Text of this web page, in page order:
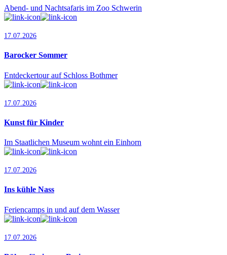
Abend- und Nachtsafaris im Zoo Schwerin
17.07.2026
Barocker Sommer
Entdeckertour auf Schloss Bothmer
17.07.2026
Kunst für Kinder
Im Staatlichen Museum wohnt ein Einhorn
17.07.2026
Ins kühle Nass
Feriencamps in und auf dem Wasser
17.07.2026